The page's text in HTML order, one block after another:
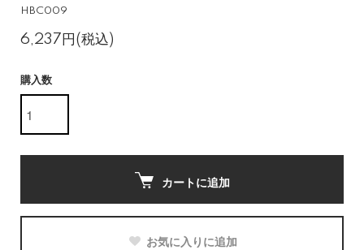
HBC009
6,237円(税込)
購入数
カートに追加
お気に入りに追加